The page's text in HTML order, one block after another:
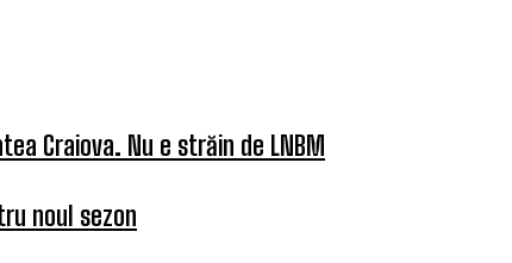
Craiova. Nu e străin de LNBM
noul sezon